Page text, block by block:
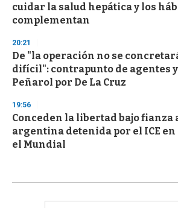
cuidar la salud hepática y los
complementan
20:21
De "la operación no se
difícil": contrapunto de agentes
Peñarol por De La Cruz
19:56
Conceden la libertad bajo fianza
argentina detenida por el ICE en
el Mundial